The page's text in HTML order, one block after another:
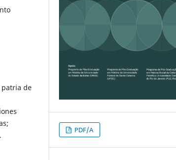
patria de
PDF/A